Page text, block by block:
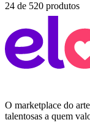
24 de 520 produtos
O marketplace do
talentosas a quem